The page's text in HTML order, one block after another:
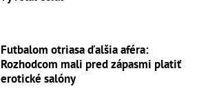
Futbalom otriasa ďalšia aféra:
Rozhodcom mali pred zápasmi platiť
erotické salóny